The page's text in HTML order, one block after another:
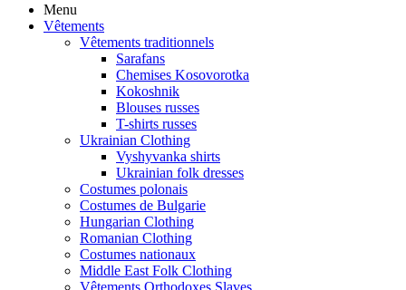
Menu
Vêtements
Vêtements traditionnels
Sarafans
Chemises Kosovorotka
Kokoshnik
Blouses russes
T-shirts russes
Ukrainian Clothing
Vyshyvanka shirts
Ukrainian folk dresses
Costumes polonais
Costumes de Bulgarie
Hungarian Clothing
Romanian Clothing
Costumes nationaux
Middle East Folk Clothing
Vêtements Orthodoxes Slaves